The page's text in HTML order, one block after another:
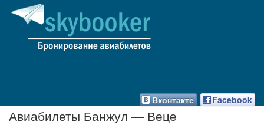
Facebook
Вконтакте
Авиабилеты Банжул — Веце